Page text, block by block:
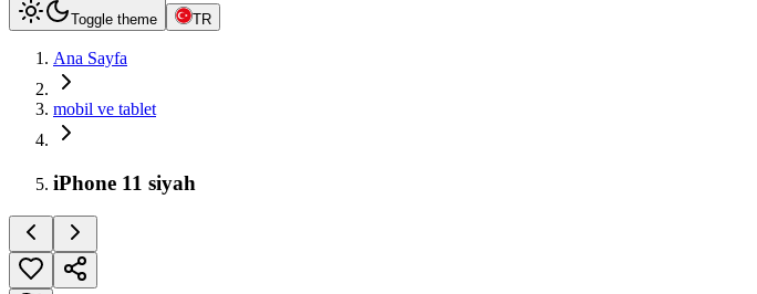
Toggle theme TR
Ana Sayfa
mobil ve tablet
iPhone 11 siyah